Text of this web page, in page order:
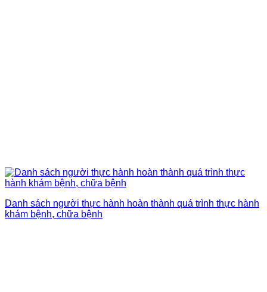
Danh sách người thực hành hoàn thành quá trình thực hành
khám bệnh, chữa bệnh